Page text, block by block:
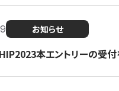
お知らせ
本エントリーの受付